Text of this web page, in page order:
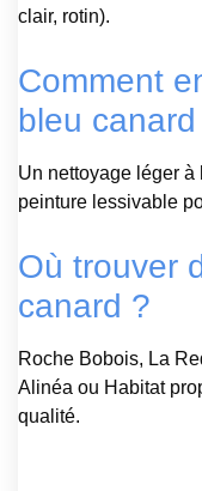
clair, rotin).
Comment
bleu
Un nettoyage léger à
peinture lessivable
Où trouver
canard ?
Roche Bobois, La
Alinéa ou Habitat
qualité.